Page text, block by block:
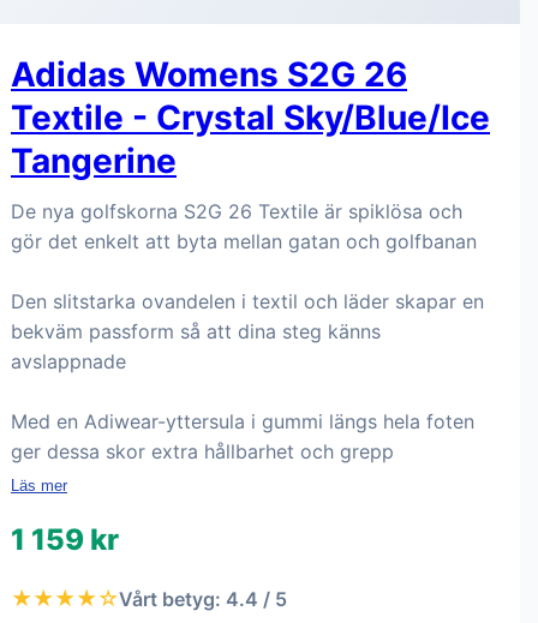
Adidas Womens S2G 26
Textile - Crystal Sky/Blue/Ice
Tangerine
De nya golfskorna S2G 26 Textile är spiklösa och
gör det enkelt att byta mellan gatan och golfbanan
Den slitstarka ovandelen i textil och läder skapar en
bekväm passform så att dina steg känns
avslappnade
Med en Adiwear-yttersula i gummi längs hela foten
ger dessa skor extra hållbarhet och grepp
Läs mer
1 159 kr
★★★★☆Vårt betyg: 4.4 / 5